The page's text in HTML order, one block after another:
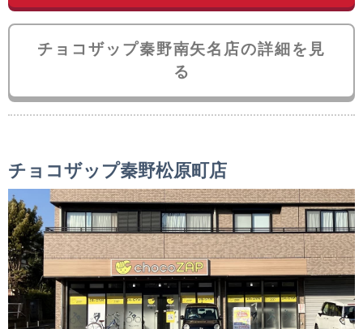
チョコザップ秦野南矢名店の詳細を見
る
チョコザップ秦野松原町店